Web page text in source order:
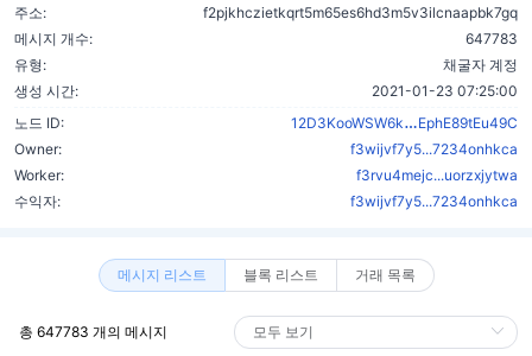
주소:
f2pjkhczietkqrt5m65es6hd3m5v3ilcnaapbk7gq
메시지 개수:
647783
유형:
채굴자 계정
생성 시간:
2021-01-23 07:25:00
노드 ID:
12D3KooWSW6k
EphE89tEu49C
Owner:
f3wijvf7y5...7234onhkca
Worker:
f3rvu4mejc...uorzxjytwa
수익자:
f3wijvf7y5...7234onhkca
메시지 리스트 블록 리스트 거래 목록
총 647783 개의 메시지